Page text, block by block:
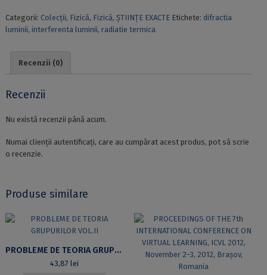
LUCRĂRI
PRACTICE
EXERCIȚII
PROBLEME
Categorii: Colecții, Fizică, Fizică, ȘTIINȚE EXACTE Etichete: difractia
luminii, interferenta luminii, radiatie termica
Recenzii (0)
Recenzii
Nu există recenzii până acum.
Numai clienții autentificați, care au cumpărat acest produs, pot să scrie
o recenzie.
Produse similare
PROBLEME DE TEORIA GRUPURILOR VOL.II
43,87lei